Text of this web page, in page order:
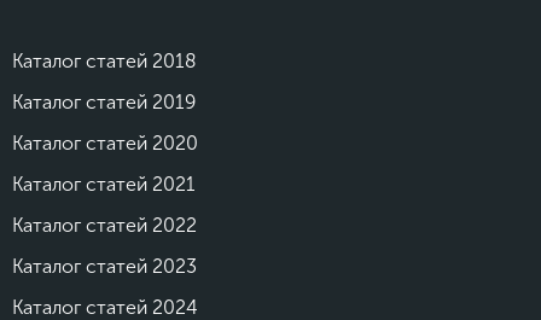
Каталог статей 2018
Каталог статей 2019
Каталог статей 2020
Каталог статей 2021
Каталог статей 2022
Каталог статей 2023
Каталог статей 2024